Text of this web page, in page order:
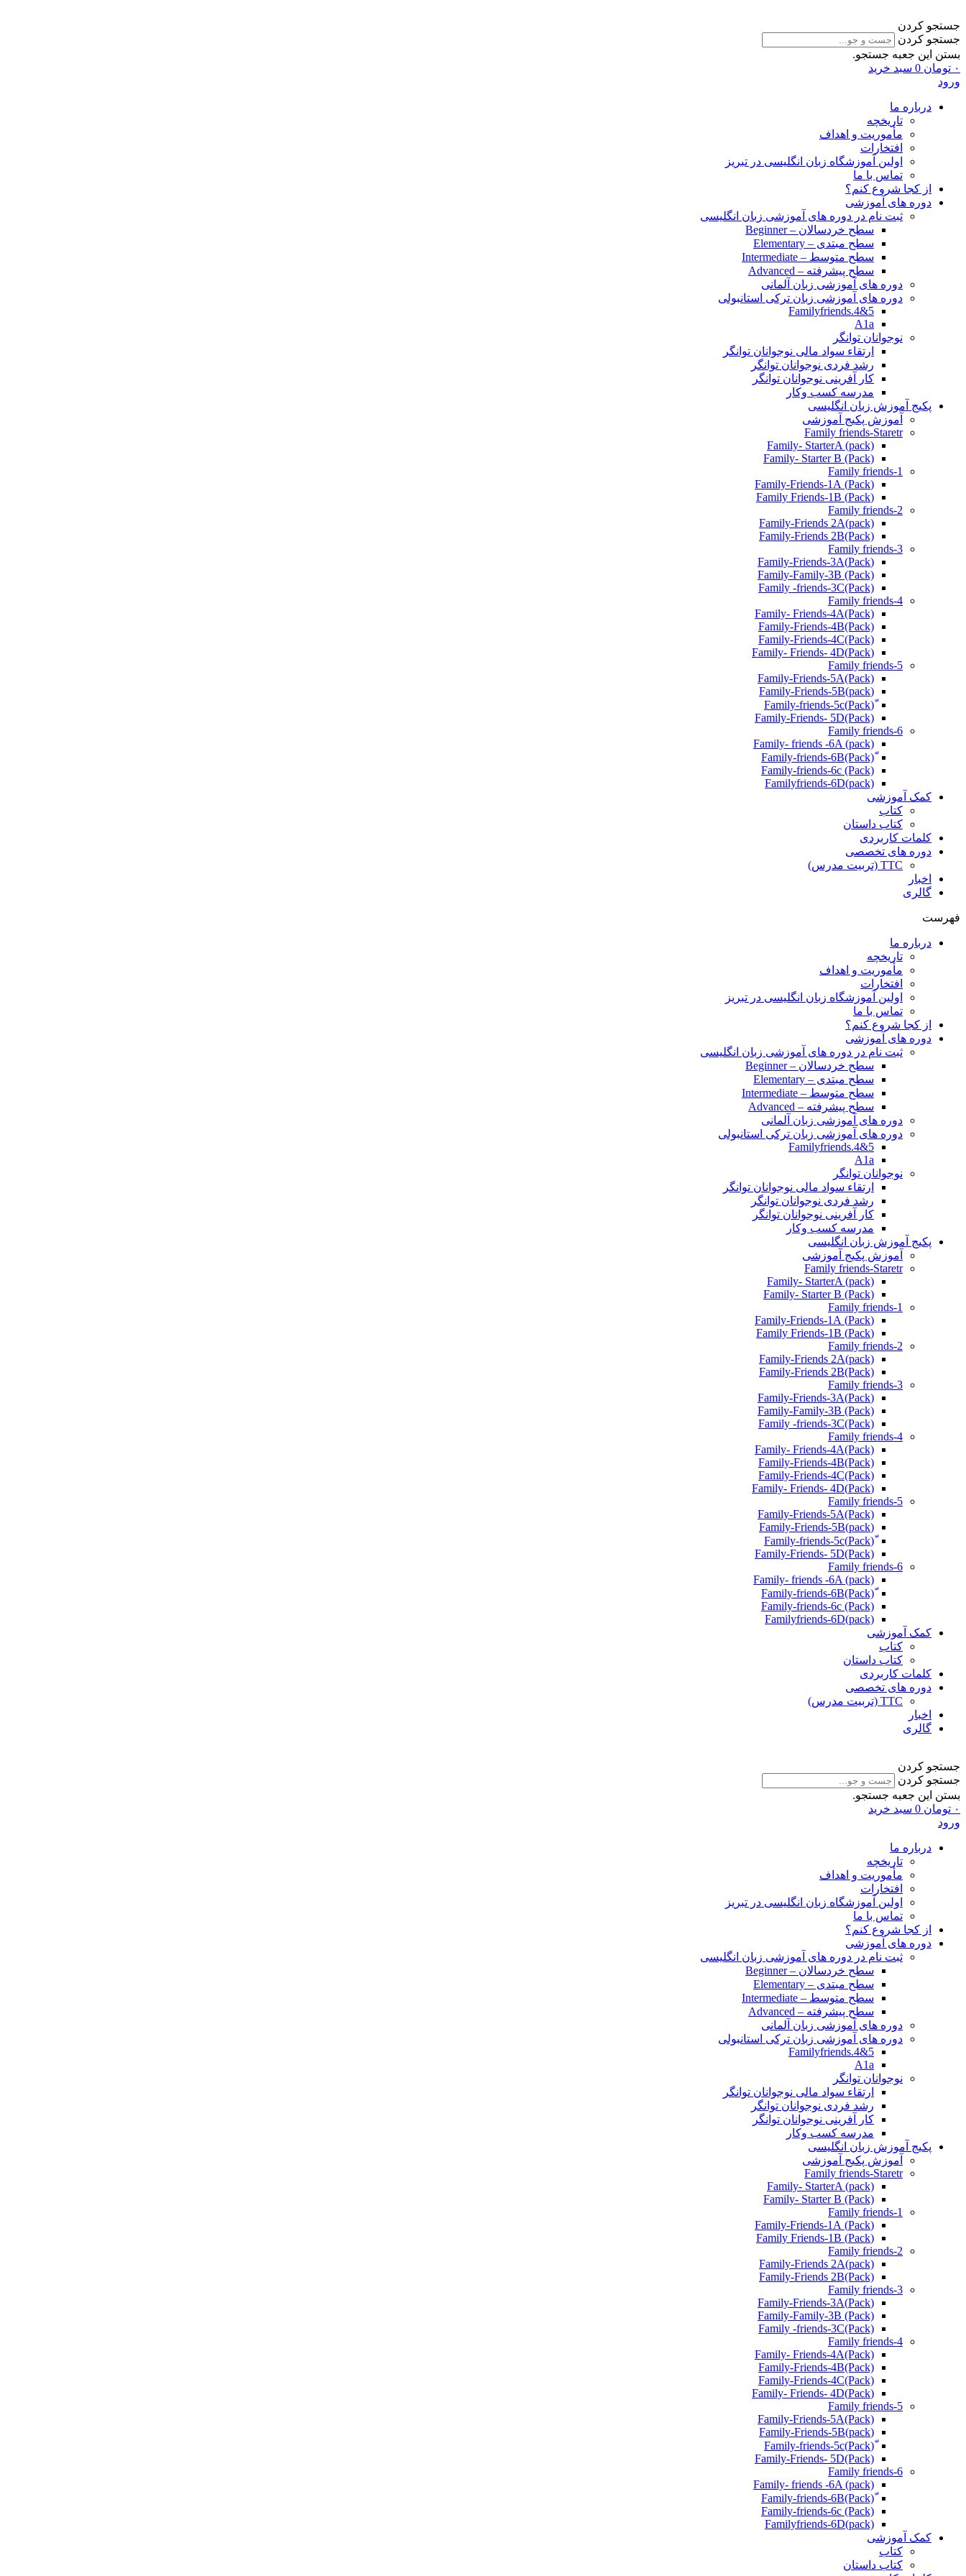
جستجو کردن
جستجو کردن
بستن این جعبه جستجو.
۰ تومان 0 سبد خرید
ورود
درباره ما
تاریخچه
مأموریت و اهداف
افتخارات
اولین آموزشگاه زبان انگلیسی در تبریز
تماس با ما
از کجا شروع کنم؟
دوره های آموزشی
ثبت نام در دوره های آموزشی زبان انگلیسی
سطح خردسالان – Beginner
سطح مبتدی – Elementary
سطح متوسط – Intermediate
سطح پیشرفته – Advanced
دوره های آموزشی زبان آلمانی
دوره های آموزشی زبان ترکی استانبولی
Familyfriends.4&5
A1a
نوجوانان توانگر
ارتقاء سواد مالی نوجوانان توانگر
رشد فردی نوجوانان توانگر
کار آفرینی نوجوانان توانگر
مدرسه کسب وکار
پکیج آموزش زبان انگلیسی
آموزش پکیج آموزشی
Family friends-Staretr
Family- StarterA (pack)
Family- Starter B (Pack)
Family friends-1
(Pack) Family-Friends-1A
(Pack) Family Friends-1B
Family friends-2
Family-Friends 2A(pack)
Family-Friends 2B(Pack)
Family friends-3
(Pack)Family-Friends-3A
Family-Family-3B (Pack)
Family -friends-3C(Pack)
Family friends-4
Family- Friends-4A(Pack)
Family-Friends-4B(Pack)
Family-Friends-4C(Pack)
(Pack)Family- Friends- 4D
Family friends-5
Family-Friends-5A(Pack)
(pack)Family-Friends-5B
ّ(Pack)Family-friends-5c
Family-Friends- 5D(Pack)
Family friends-6
Family- friends -6A (pack)
Family-friends-6c (Pack)
Familyfriends-6D(pack)
کمک آموزشی
کتاب
کتاب داستان
کلمات کاربردی
دوره های تخصصی
TTC (تربیت مدرس)
اخبار
گالری
فهرست
درباره ما
تاریخچه
مأموریت و اهداف
افتخارات
اولین آموزشگاه زبان انگلیسی در تبریز
تماس با ما
از کجا شروع کنم؟
دوره های آموزشی
ثبت نام در دوره های آموزشی زبان انگلیسی
سطح خردسالان – Beginner
سطح مبتدی – Elementary
سطح متوسط – Intermediate
سطح پیشرفته – Advanced
دوره های آموزشی زبان آلمانی
دوره های آموزشی زبان ترکی استانبولی
Familyfriends.4&5
A1a
نوجوانان توانگر
ارتقاء سواد مالی نوجوانان توانگر
رشد فردی نوجوانان توانگر
کار آفرینی نوجوانان توانگر
مدرسه کسب وکار
پکیج آموزش زبان انگلیسی
آموزش پکیج آموزشی
Family friends-Staretr
Family- StarterA (pack)
Family- Starter B (Pack)
Family friends-1
(Pack) Family-Friends-1A
(Pack) Family Friends-1B
Family friends-2
Family-Friends 2A(pack)
Family-Friends 2B(Pack)
Family friends-3
(Pack)Family-Friends-3A
Family-Family-3B (Pack)
Family -friends-3C(Pack)
Family friends-4
Family- Friends-4A(Pack)
Family-Friends-4B(Pack)
Family-Friends-4C(Pack)
(Pack)Family- Friends- 4D
Family friends-5
Family-Friends-5A(Pack)
(pack)Family-Friends-5B
ّ(Pack)Family-friends-5c
Family-Friends- 5D(Pack)
Family friends-6
Family- friends -6A (pack)
Family-friends-6c (Pack)
Familyfriends-6D(pack)
کمک آموزشی
کتاب
کتاب داستان
کلمات کاربردی
دوره های تخصصی
TTC (تربیت مدرس)
اخبار
گالری
جستجو کردن
جستجو کردن
بستن این جعبه جستجو.
۰ تومان 0 سبد خرید
ورود
درباره ما
تاریخچه
مأموریت و اهداف
افتخارات
اولین آموزشگاه زبان انگلیسی در تبریز
تماس با ما
از کجا شروع کنم؟
دوره های آموزشی
ثبت نام در دوره های آموزشی زبان انگلیسی
سطح خردسالان – Beginner
سطح مبتدی – Elementary
سطح متوسط – Intermediate
سطح پیشرفته – Advanced
دوره های آموزشی زبان آلمانی
دوره های آموزشی زبان ترکی استانبولی
Familyfriends.4&5
A1a
نوجوانان توانگر
ارتقاء سواد مالی نوجوانان توانگر
رشد فردی نوجوانان توانگر
کار آفرینی نوجوانان توانگر
مدرسه کسب وکار
پکیج آموزش زبان انگلیسی
آموزش پکیج آموزشی
Family friends-Staretr
Family- StarterA (pack)
Family- Starter B (Pack)
Family friends-1
(Pack) Family-Friends-1A
(Pack) Family Friends-1B
Family friends-2
Family-Friends 2A(pack)
Family-Friends 2B(Pack)
Family friends-3
(Pack)Family-Friends-3A
Family-Family-3B (Pack)
Family -friends-3C(Pack)
Family friends-4
Family- Friends-4A(Pack)
Family-Friends-4B(Pack)
Family-Friends-4C(Pack)
(Pack)Family- Friends- 4D
Family friends-5
Family-Friends-5A(Pack)
(pack)Family-Friends-5B
ّ(Pack)Family-friends-5c
Family-Friends- 5D(Pack)
Family friends-6
Family- friends -6A (pack)
Family-friends-6c (Pack)
Familyfriends-6D(pack)
کمک آموزشی
کتاب
کتاب داستان